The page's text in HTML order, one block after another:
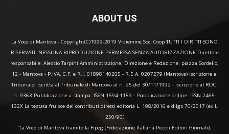
ABOUT US
La Voce di Mantova - Copyright(C)1999-2019 Vidiemme Soc. Coop TUTTI I DIRITTI SONO
RISERVATI. NESSUNA RIPRODUZIONE PERMESSA SENZA AUTORIZZAZIONE Direttore
responsabile: Alessio Tarpini Amministrazione, Direzione e Redazione: piazza Sordello,
12 - Mantova - P.IVA, C.F. e R.I. 01898140205 - R.E.A. 0207279 (Mantova) iscrizione al
Tribunale: iscritta al Tribunale di Mantova al n. 25 del 30/11/1992 - iscrizione al ROC:
n. 9363 Pubblicazione a stampa: ISSN 1594-1159 - Pubblicazione online: ISSN 2465-
132X La testata fruisce dei contributi diretti editoria L. 198/2016 e d.lgs 70/2017 (ex L.
250/90)
“La Voce di Mantova tramite la Fipeg (Federazione Italiana Piccoli Editori Giornali),